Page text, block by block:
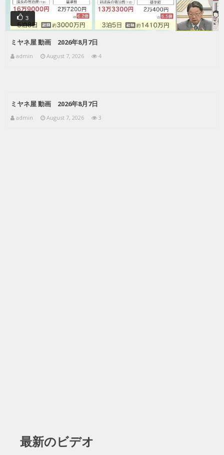
3
ミヤネ屋 動画 2026年8月7日
admin August 7, 2026 4
ミヤネ屋 動画 2026年8月7日
admin August 7, 2026 3
最新のビデオ